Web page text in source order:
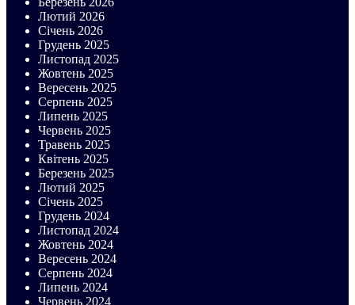
Лютий 2026
Січень 2026
Грудень 2025
Листопад 2025
Жовтень 2025
Вересень 2025
Серпень 2025
Липень 2025
Червень 2025
Травень 2025
Квітень 2025
Березень 2025
Лютий 2025
Січень 2025
Грудень 2024
Листопад 2024
Жовтень 2024
Вересень 2024
Серпень 2024
Липень 2024
Червень 2024